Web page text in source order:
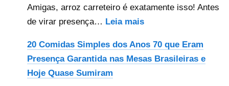
Amigas, arroz carreteiro é exatamente isso! Antes
de virar presença… Leia mais:
carreteiro:
Essa
20 Comidas Simples dos Anos 70 que Eram
Presença Garantida nas Mesas Brasileiras e
Hoje Quase Sumiram